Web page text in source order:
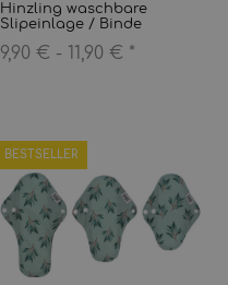
Hinzling waschbare
Slipeinlage / Binde
9,90 € - 11,90 € *
BESTSELLER